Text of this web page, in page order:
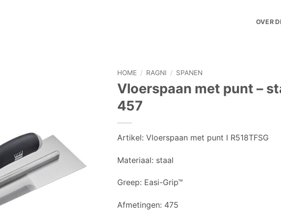
OVER
HOME / RAGNI / SPANEN
Vloerspaan met punt –
457
Artikel: Vloerspaan met punt I R518TFSG
Materiaal: staal
Greep: Easi-Grip™
Afmetingen: 475